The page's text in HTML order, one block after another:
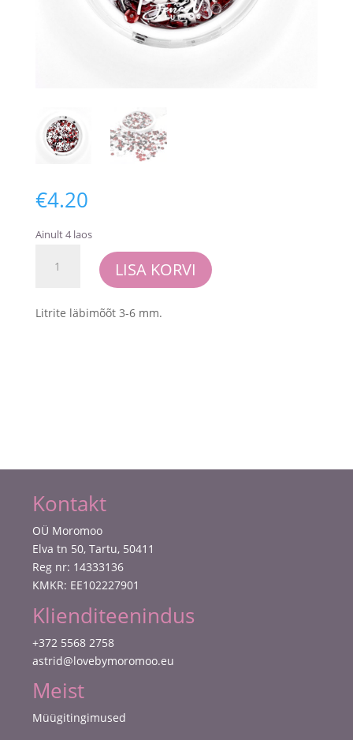
€4.20
Ainult 4 laos
Fence
-
LISA KORVI
Litrite läbimõõt 3-6 mm.
Kontakt
OÜ Moromoo
Elva tn 50, Tartu, 50411
Reg nr: 14333136
KMKR: EE102227901
Klienditeenindus
+372 5568 2758
astrid@lovebymoromoo.eu
Meist
Müügitingimused